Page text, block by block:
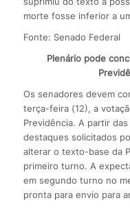
morte fosse inferior a
Fonte: Senado Federal
Plenário pode
Os senadores devem
terça-feira (12), a
Previdência. A partir
destaques solicitados
alterar o texto-base da
primeiro turno. A
em segundo turno no
pronta para envio para